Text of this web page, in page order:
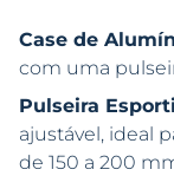
Case de
com uma
Pulseira
ajustável, ideal
de 150 a 200